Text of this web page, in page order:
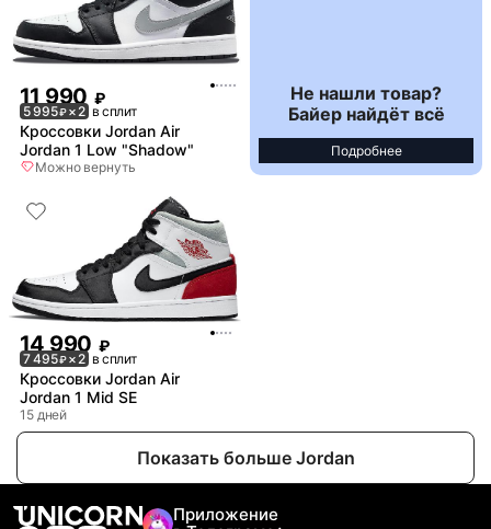
11 990 ₽
5 995₽× 2 в сплит
Кроссовки Jordan Air
Jordan 1 Low "Shadow"
Можно вернуть
Не нашли товар?
Байер найдёт всё
Подробнее
14 990 ₽
7 495₽× 2 в сплит
Кроссовки Jordan Air
Jordan 1 Mid SE
15 дней
Показать больше Jordan
Приложение